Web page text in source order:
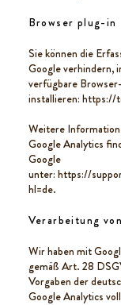
Browser plug-in
Sie können die
Google verhindern,
verfügbare
installieren: https://
Weitere
Google Analytics
Google
unter: https://
hl=de.
Verarbeitung
Wir haben mit
gemäß Art. 28
Vorgaben der
Google Analytics